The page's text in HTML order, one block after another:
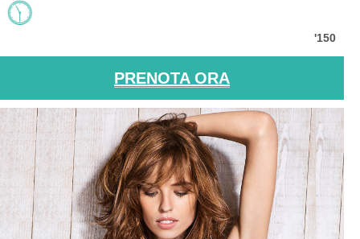
'150
PRENOTA ORA